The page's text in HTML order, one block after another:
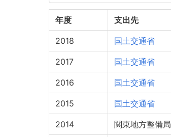
年度 支出先
2018 国土交通省
2017 国土交通省
2016 国土交通省
2015 国土交通省
2014 関東地方整備局